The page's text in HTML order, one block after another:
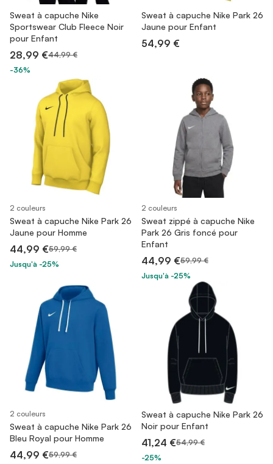
Sweat à capuche Nike
Sportswear Club Fleece Noir
pour Enfant
28,99 €44,99 €
-36%
Sweat à capuche Nike Park 26
Jaune pour Enfant
54,99 €
2 couleurs
Sweat à capuche Nike Park 26
Jaune pour Homme
44,99 €59,99 €
Jusqu'à -25%
2 couleurs
Sweat zippé à capuche Nike
Park 26 Gris foncé pour
Enfant
44,99 €59,99 €
Jusqu'à -25%
2 couleurs
Sweat à capuche Nike Park 26
Bleu Royal pour Homme
44,99 €59,99 €
Sweat à capuche Nike Park 26
Noir pour Enfant
41,24 €54,99 €
-25%